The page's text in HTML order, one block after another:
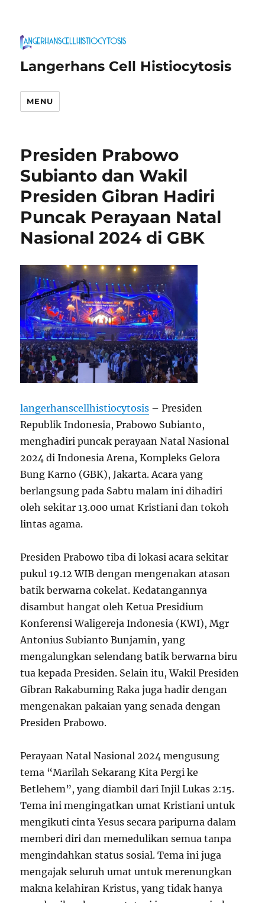
Langerhans Cell Histiocytosis
MENU
Presiden Prabowo
Subianto dan Wakil
Presiden Gibran Hadiri
Puncak Perayaan Natal
Nasional 2024 di GBK
langerhanscellhistiocytosis – Presiden
Republik Indonesia, Prabowo Subianto,
menghadiri puncak perayaan Natal Nasional
2024 di Indonesia Arena, Kompleks Gelora
Bung Karno (GBK), Jakarta. Acara yang
berlangsung pada Sabtu malam ini dihadiri
oleh sekitar 13.000 umat Kristiani dan tokoh
lintas agama.
Presiden Prabowo tiba di lokasi acara sekitar
pukul 19.12 WIB dengan mengenakan atasan
batik berwarna cokelat. Kedatangannya
disambut hangat oleh Ketua Presidium
Konferensi Waligereja Indonesia (KWI), Mgr
Antonius Subianto Bunjamin, yang
mengalungkan selendang batik berwarna biru
tua kepada Presiden. Selain itu, Wakil Presiden
Gibran Rakabuming Raka juga hadir dengan
mengenakan pakaian yang senada dengan
Presiden Prabowo.
Perayaan Natal Nasional 2024 mengusung
tema “Marilah Sekarang Kita Pergi ke
Betlehem”, yang diambil dari Injil Lukas 2:15.
Tema ini mengingatkan umat Kristiani untuk
mengikuti cinta Yesus secara paripurna dalam
memberi diri dan memedulikan semua tanpa
mengindahkan status sosial. Tema ini juga
mengajak seluruh umat untuk merenungkan
makna kelahiran Kristus, yang tidak hanya